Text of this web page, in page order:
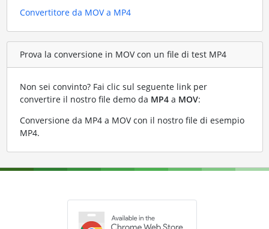
Convertitore da MOV a MP4
Prova la conversione in MOV con un file di test MP4
Non sei convinto? Fai clic sul seguente link per
convertire il nostro file demo da MP4a MOV:
Conversione da MP4 a MOV con il nostro file di esempio
MP4.